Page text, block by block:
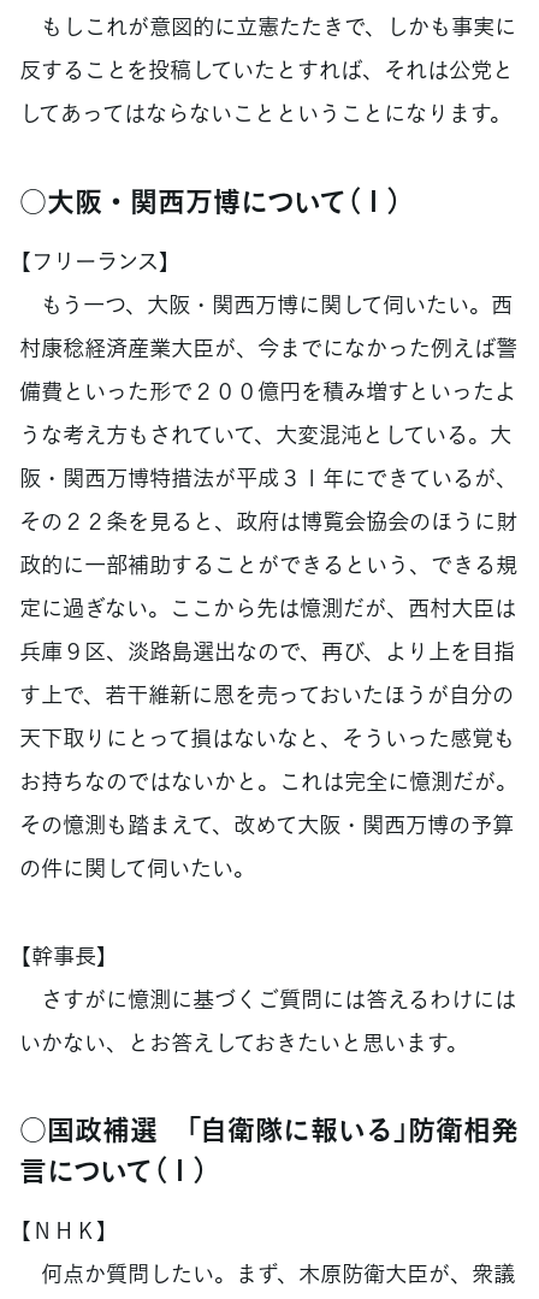
もしこれが意図的に立憲たたきで、しかも事実に
反することを投稿していたとすれば、それは公党と
してあってはならないことということになります。
○大阪・関西万博について（１）
【フリーランス】
もう一つ、大阪・関西万博に関して伺いたい。西
村康稔経済産業大臣が、今までになかった例えば警
備費といった形で２００億円を積み増すといったよ
うな考え方もされていて、大変混沌としている。大
阪・関西万博特措法が平成３１年にできているが、
その２２条を見ると、政府は博覧会協会のほうに財
政的に一部補助することができるという、できる規
定に過ぎない。ここから先は憶測だが、西村大臣は
兵庫９区、淡路島選出なので、再び、より上を目指
す上で、若干維新に恩を売っておいたほうが自分の
天下取りにとって損はないなと、そういった感覚も
お持ちなのではないかと。これは完全に憶測だが。
その憶測も踏まえて、改めて大阪・関西万博の予算
の件に関して伺いたい。
【幹事長】
さすがに憶測に基づくご質問には答えるわけには
いかない、とお答えしておきたいと思います。
○国政補選 「自衛隊に報いる」防衛相発
言について（１）
【ＮＨＫ】
何点か質問したい。まず、木原防衛大臣が、衆議